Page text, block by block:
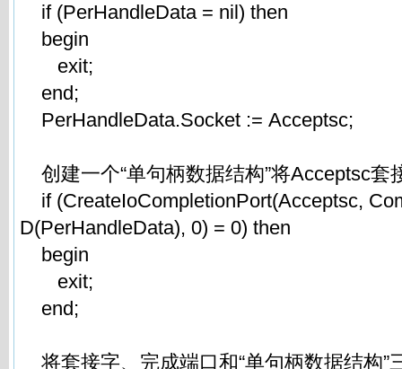
if (PerHandleData = nil) then
begin
exit;
end;
PerHandleData.Socket := Acceptsc;
创建一个“单句柄数据结构”将Acceptsc套
if (CreateIoCompletionPort(Acceptsc,
D(PerHandleData), 0) = 0) then
begin
exit;
end;
将套接字、完成端口和“单句柄数据结构”